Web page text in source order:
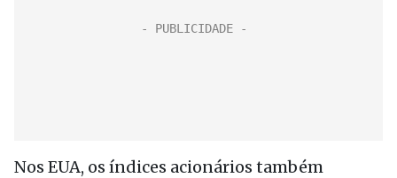
Nos EUA, os índices acionários também